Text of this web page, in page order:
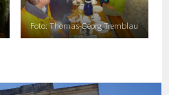
Foto: Thomas-Georg Tremblau